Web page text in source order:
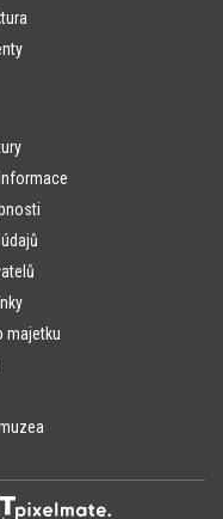
majetku